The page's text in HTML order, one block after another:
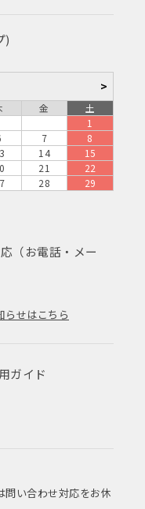
)
>
金
土
1
7
8
14
15
21
22
28
29
（お電話・メー
らせはこちら
ガイド
い合わせ対応をお休